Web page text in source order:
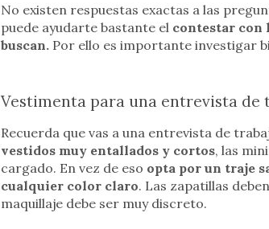
No existen respuestas exactas a las
puede ayudarte bastante el contestar con
buscan.Por ello es importante investigar
Vestimenta para una entrevista de
Recuerda que vas a una entrevista de
vestidos muy entallados y cortos, las
cargado. En vez de eso opta por un traje
cualquier color claro. Las zapatillas
maquillaje debe ser muy discreto.